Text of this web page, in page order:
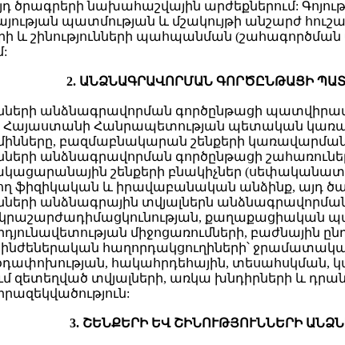
ծրագրերի նախահաշվային արժեքներում:
պատմության և մշակույթի անշարժ
և շինությունների պահպանման
2. ԱՆՁՆԱԳՐԱՎՈՐՄԱՆ ԳՈՐԾԸՆԹԱՑԻ
անձնագրավորման գործընթացի
Հայաստանի Հանրապետության պետական
բազմաբնակարան շենքերի կառավարման
անձնագրավորման գործընթացի
շենքերի բնակիչներ
ֆիզիկական և իրավաբանական անձինք, այդ
անձնագրային տվյալներն
քաղաքացիական
միջոցառումների, բաժնային
ինժեներական հաղորդակցուղիների՝
հակահրդեհային, տեսահսկման,
զետեղված տվյալների, առկա խնդիրների և
3. ՇԵՆՔԵՐԻ ԵՎ ՇԻՆՈՒԹՅՈՒՆՆԵՐԻ